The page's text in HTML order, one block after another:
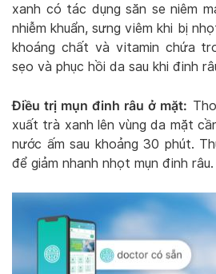
xanh có tác dụng săn se niêm
nhiễm khuẩn, sưng viêm khi bị
khoáng chất và vitamin chứa
sẹo và phục hồi da sau khi đinh
Điều trị mụn đinh râu ở mặt:
xuất trà xanh lên vùng da mặt
nước ấm sau khoảng 30 phút.
để giảm nhanh nhọt mụn đinh râu.